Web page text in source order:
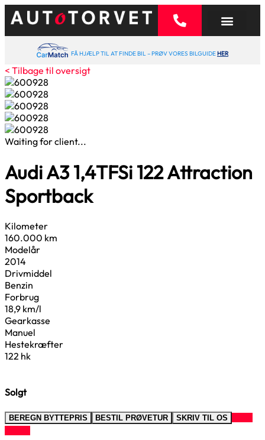
FÅ HJÆLP TIL AT FINDE BIL – PRØV VORES BILGUIDEHER
< Tilbage til oversigt
Waiting for client...
Audi A31,4TFSi 122 Attraction
Sportback
Kilometer
160.000 km
Modelår
2014
Drivmiddel
Benzin
Forbrug
18,9 km/l
Gearkasse
Manuel
Hestekræfter
122 hk
Solgt
BEREGN BYTTEPRIS BESTIL PRØVETUR SKRIV TIL OS